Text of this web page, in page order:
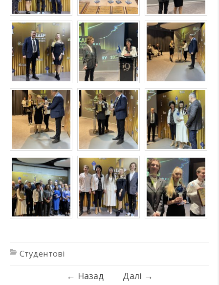
Студентові
← Назад Далі →